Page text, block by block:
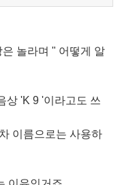
놀라며 " 어떻게 알
상 'K 9 '이라고도 쓰
이름으로는 사용하